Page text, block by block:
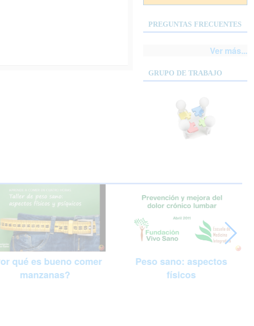
PREGUNTAS FRECUENTES
Ver más...
GRUPO DE TRABAJO
qué es bueno comer
manzanas?
Peso sano: aspectos
físicos